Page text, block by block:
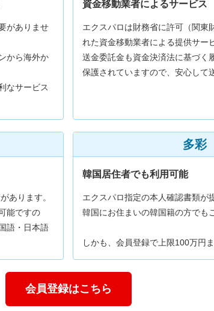
がありませ
から海外か
なサービス
資金移動業者によるサービス
エクスパロは財務省に許可（関東
れた資金移動業者による提供サー
送金委託金も資金決済法に基づく
保護されていますので、安心して
あります。
能ですの
語・日本語
多彩
韓国居住者でも利用可能
エクスパロ指定の本人確認書類が
韓国にお住まいの韓国籍の方でも
しかも、会員登録で上限100万円
会員登録はこちら